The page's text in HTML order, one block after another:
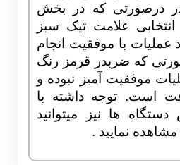
درصورتی که در بخش
علامت تیک سبز
عملیات با موفقیت انجام
که ضربدر قرمز رنگ
موفقیت آمیز نبوده و
است. توجه داشته با
ها نیز میتوانید
نمایید .